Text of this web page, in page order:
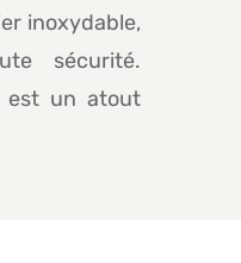
inoxydable,
sécurité.
est un atout